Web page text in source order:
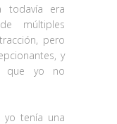
era
múltiples
pero
y
que yo no
yo tenía una